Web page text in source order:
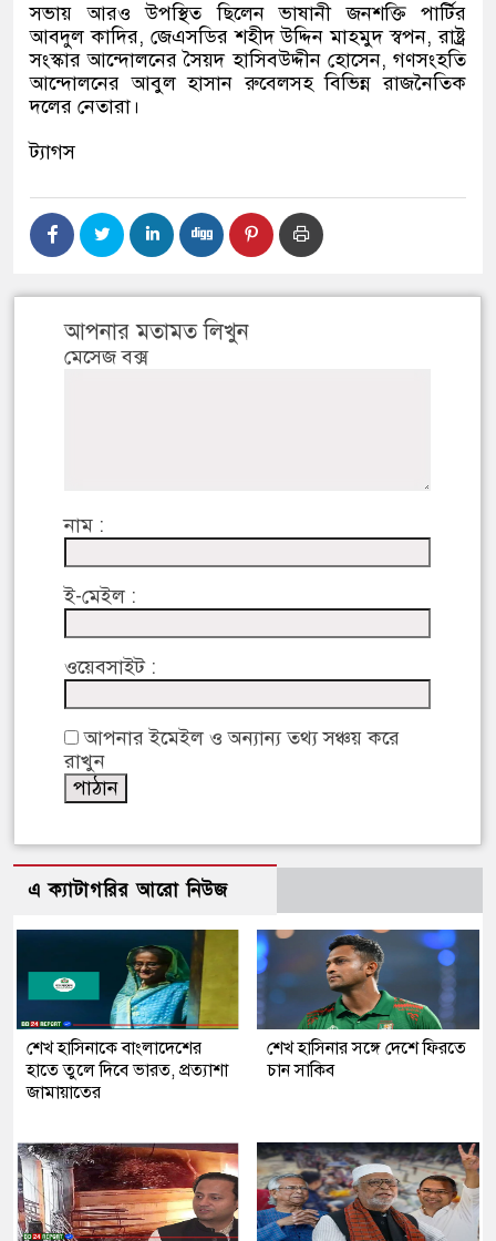
সভায় আরও উপস্থিত ছিলেন ভাষানী জনশক্তি পার্টির
আবদুল কাদির, জেএসডির শহীদ উদ্দিন মাহমুদ স্বপন, রাষ্ট্র
সংস্কার আন্দোলনের সৈয়দ হাসিবউদ্দীন হোসেন, গণসংহতি
আন্দোলনের আবুল হাসান রুবেলসহ বিভিন্ন রাজনৈতিক
দলের নেতারা।
ট্যাগস
আপনার মতামত লিখুন
মেসেজ বক্স
নাম :
ই-মেইল :
ওয়েবসাইট :
আপনার ইমেইল ও অন্যান্য তথ্য সঞ্চয় করে
রাখুন
এ ক্যাটাগরির আরো নিউজ
শেখ হাসিনাকে বাংলাদেশের
হাতে তুলে দিবে ভারত, প্রত্যাশা
জামায়াতের
শেখ হাসিনার সঙ্গে দেশে ফিরতে
চান সাকিব